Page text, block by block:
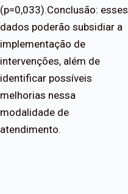
(p=0,033).Conclusão: esses
dados poderão subsidiar a
implementação de
intervenções, além de
identificar possíveis
melhorias nessa
modalidade de
atendimento.